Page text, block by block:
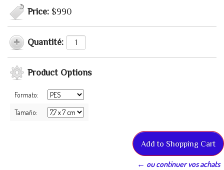
Price: $990
Quantité:
Product Options
Formato:
Tamaño:
← ou continuer vos achats